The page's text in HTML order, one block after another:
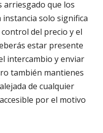
arriesgado que los
solo significa
del precio y el
estar presente
intercambio y enviar
también mantienes
de cualquier
por el motivo